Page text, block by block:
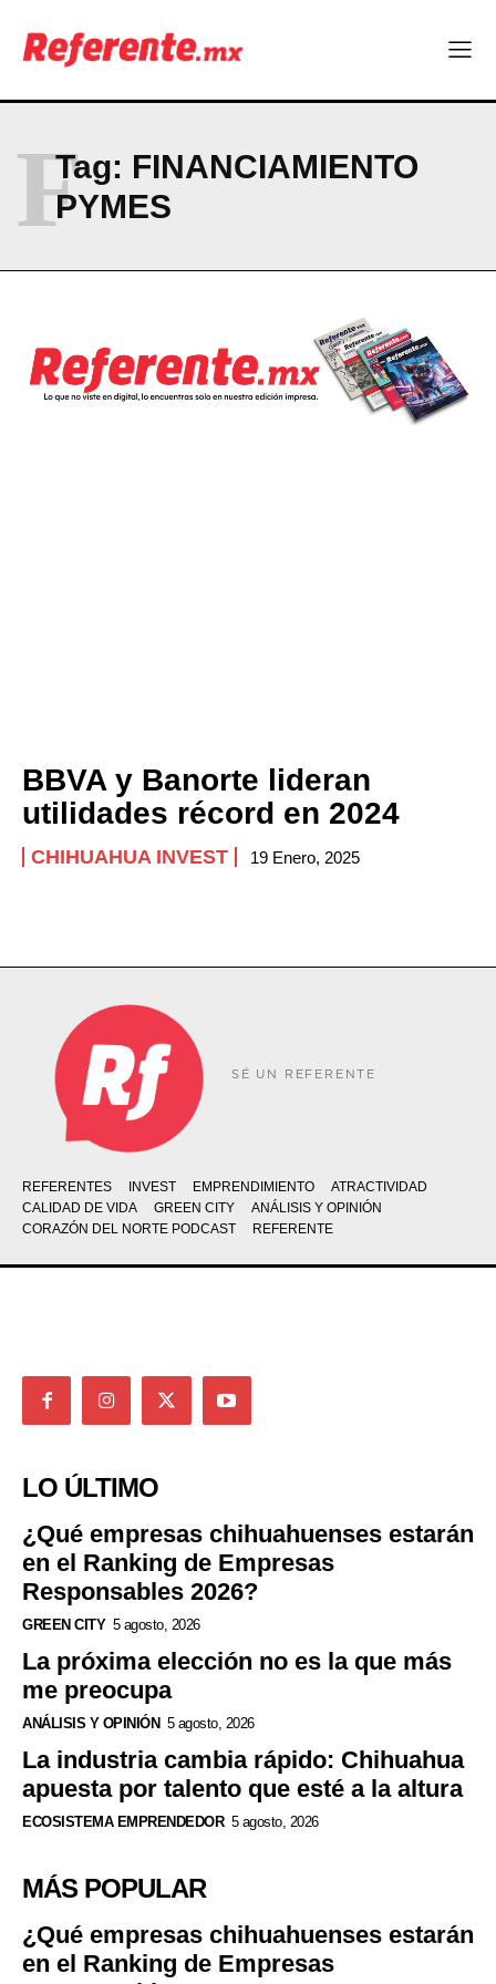
Company
PRIVACY POLICY
NEWSLETTER
Tag: FINANCIAMIENTO
PYMES
F
BBVA y Banorte lideran
utilidades récord en 2024
CHIHUAHUA INVEST 19 Enero, 2025
SÉ UN REFERENTE
REFERENTES INVEST EMPRENDIMIENTO
ATRACTIVIDAD
CALIDAD DE VIDA
GREEN CITY
ANÁLISIS Y OPINIÓN
CORAZÓN DEL NORTE PODCAST
REFERENTE
LO ÚLTIMO
¿Qué empresas chihuahuenses estarán
en el Ranking de Empresas
Responsables 2026?
GREEN CITY 5 agosto, 2026
La próxima elección no es la que más
me preocupa
ANÁLISIS Y OPINIÓN 5 agosto, 2026
La industria cambia rápido: Chihuahua
apuesta por talento que esté a la altura
ECOSISTEMA EMPRENDEDOR 5 agosto, 2026
MÁS POPULAR
¿Qué empresas chihuahuenses estarán
en el Ranking de Empresas